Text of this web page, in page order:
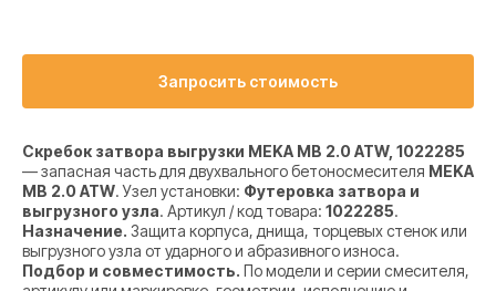
Запросить стоимость
Скребок затвора выгрузки MEKA MB 2.0 ATW, 1022285
— запасная часть для двухвального бетоносмесителя MEKA
MB 2.0 ATW. Узел установки: Футеровка затвора и
выгрузного узла. Артикул / код товара: 1022285.
Назначение. Защита корпуса, днища, торцевых стенок или
выгрузного узла от ударного и абразивного износа.
Подбор и совместимость. По модели и серии смесителя,